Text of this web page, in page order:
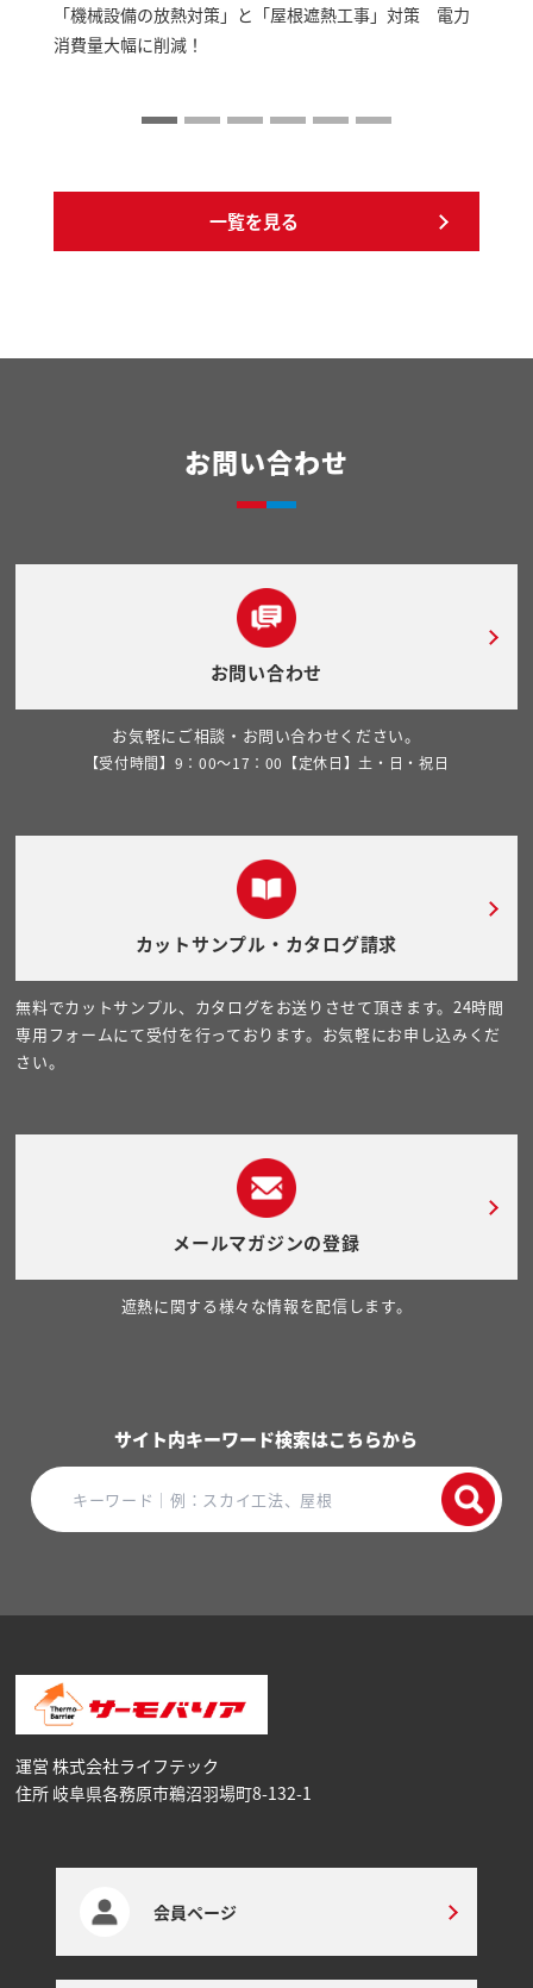
「機械設備の放熱対策」と「屋根遮熱工事」対策 電力
消費量大幅に削減！
一覧を見る
お問い合わせ
お問い合わせ
お気軽にご相談・お問い合わせください。
【受付時間】9：00～17：00【定休日】土・日・祝日
カットサンプル・カタログ請求
無料でカットサンプル、カタログをお送りさせて頂きます。24時間
専用フォームにて受付を行っております。お気軽にお申し込みくだ
さい。
メールマガジンの登録
遮熱に関する様々な情報を配信します。
サイト内キーワード検索はこちらから
運営 株式会社ライフテック
住所 岐阜県各務原市鵜沼⽻場町8-132-1
会員ページ